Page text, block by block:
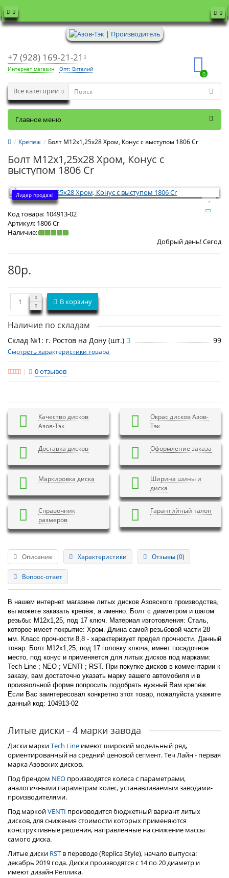
+7 (928) 169-21-21
Интернет магазин Опт: Виталий
0
Все категории
Главное меню
Крепёж Болт M12x1,25х28 Хром, Конус с выступом 1806 Cr
Болт M12x1,25х28 Хром, Конус с
выступом 1806 Cr
Лидер продаж!
Код товара: 104913-02
Артикул: 1806 Cr
Наличие:
Добрый день! СегодняЧетверг 6
80р.
В корзину
Наличие по складам
Склад №1: г. Ростов на Дону (шт.) 99
Смотреть характеристики товара
0 отзывов
Качество дисков
Азов-Тэк
Окрас дисков Азов-
Тэк
Доставка дисков Оформление заказа
Маркировка диска
Ширина шины и
диска
Справочник
размеров
Гарантийный талон
Описание Характеристики Отзывы (0)
Вопрос-ответ
В нашем интернет магазине литых дисков Азовского производства,
вы можете заказать крепёж, а именно: Болт с диаметром и шагом
резьбы: М12х1,25, под 17 ключ. Материал изготовления: Сталь,
которое имеет покрытие: Хром. Длина самой резьбовой части 28
мм. Класс прочности 8,8 - характеризует предел прочности. Данный
товар: Болт М12х1,25, под 17 головку ключа, имеет посадочное
место, под конус и применяется для литых дисков под марками:
Tech Line ; NEO ; VENTI ; RST. При покупке дисков в комментарии к
заказу, вам достаточно указать марку вашего автомобиля и в
произвольной форме попросить подобрать нужный Вам крепёж.
Если Вас заинтересовал конкретно этот товар, пожалуйста укажите
данный код: 104913-02
Литые диски - 4 марки завода
Диски маркиTech Line имеют широкий модельный ряд,
ориентированный на средний ценовой сегмент. Теч Лайн - первая
марка Азовских дисков.
Под брендом NEO производятся колеса с параметрами,
аналогичными параметрам колес, устанавливаемым заводами-
производителями.
Под маркойVENTI производится бюджетный вариант литых
дисков, для снижения стоимости которых применяются
конструктивные решения, направленные на снижение массы
самого диска.
Литые диски RST в переводе (Replica Style), начало выпуска:
декабрь 2019 года. Диски производятся с 14 по 20 диаметр и
имеют дизайн Реплика.